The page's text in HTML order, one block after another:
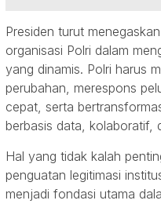
Presiden turut
organisasi Polri dalam
yang dinamis. Polri harus
perubahan, merespons
cepat, serta
berbasis data, kolaboratif,
Hal yang tidak kalah
penguatan legitimasi
menjadi fondasi utama